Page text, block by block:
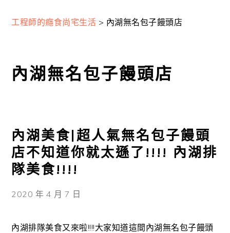
工程師的癮食尚宅生活 > 內湖無名包子饅頭店
內湖無名包子饅頭店
內湖美食|超人氣無名包子饅頭
店不知道你就太遜了!!!! 內湖排
隊美食!!!!
2020 年 4 月 7 日
內湖排隊美食又來啦!!!!大家知道這間內湖無名包子饅頭